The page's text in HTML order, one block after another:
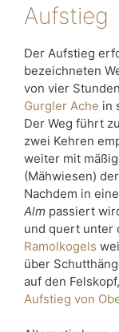
Aufstieg
Der Aufstieg
bezeichneten
von vier
Gurgler Ache in
Der Weg führt
zwei Kehren
weiter mit
(Mähwiesen)
Nachdem in
Alm passiert
und quert unter
Ramolkogels
über
auf den
Aufstieg von